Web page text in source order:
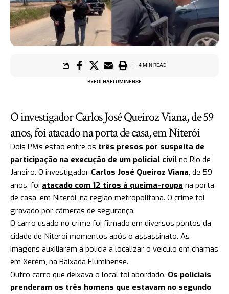
BYFOLHAFLUMINENSE
4 MIN READ
O investigador Carlos José Queiroz Viana, de 59
anos, foi atacado na porta de casa, em Niterói
Dois PMs estão entre os três presos por suspeita de
participação na execução de um policial civil no Rio de
Janeiro. O investigador Carlos José Queiroz Viana, de 59
anos, foi atacado com 12 tiros à queima-roupa na porta
de casa, em Niterói, na região metropolitana. O crime foi
gravado por câmeras de segurança.
O carro usado no crime foi filmado em diversos pontos da
cidade de Niterói momentos após o assassinato. As
imagens auxiliaram a polícia a localizar o veículo em chamas
em Xerém, na Baixada Fluminense.
Outro carro que deixava o local foi abordado. Os policiais
prenderam os três homens que estavam no segundo